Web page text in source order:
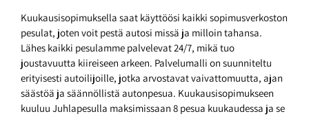
Kuukausisopimuksella saat käyttöösi kaikki sopimusverkoston
pesulat, joten voit pestä autosi missä ja milloin tahansa.
Lähes kaikki pesulamme palvelevat 24/7, mikä tuo
joustavuutta kiireiseen arkeen. Palvelumalli on suunniteltu
erityisesti autoilijoille, jotka arvostavat vaivattomuutta, ajan
säästöä ja säännöllistä autonpesua. Kuukausisopimukseen
kuuluu Juhlapesulla maksimissaan 8 pesua kuukaudessa ja se